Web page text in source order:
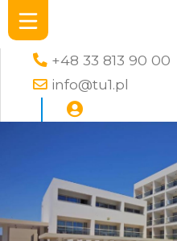
+48 33 813 90 00
info@tu1.pl